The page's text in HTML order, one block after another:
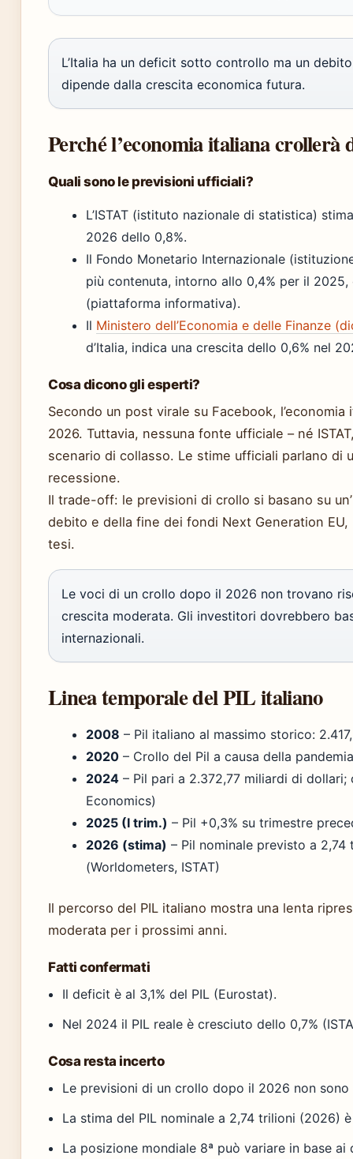
L’Italia ha un deficit sotto controllo ma un
dipende dalla crescita economica futura.
Perché l’economia italiana crollerà
Quali sono le previsioni ufficiali?
L’ISTAT (istituto nazionale di statistica)
2026 dello 0,8%.
Il Fondo Monetario Internazionale
più contenuta, intorno allo 0,4% per il
(piattaforma informativa).
Il Ministero dell’Economia e delle Finanze
d’Italia, indica una crescita dello 0,6% nel
Cosa dicono gli esperti?
Secondo un post virale su Facebook,
2026. Tuttavia, nessuna fonte ufficiale – né
scenario di collasso. Le stime ufficiali parlano di
recessione.
Il trade-off: le previsioni di crollo si basano su
debito e della fine dei fondi Next Generation
tesi.
Le voci di un crollo dopo il 2026 non trovano
crescita moderata. Gli investitori dovrebbero
internazionali.
Linea temporale del PIL italiano
2008 – Pil italiano al massimo storico:
2020 – Crollo del Pil a causa della
2024 – Pil pari a 2.372,77 miliardi di dollari;
Economics)
2025 (I trim.) – Pil +0,3% su trimestre
2026 (stima) – Pil nominale previsto a
(Worldometers, ISTAT)
Il percorso del PIL italiano mostra una lenta
moderata per i prossimi anni.
Fatti confermati
Il deficit è al 3,1% del PIL (Eurostat).
Nel 2024 il PIL reale è cresciuto dello 0,7%
Cosa resta incerto
Le previsioni di un crollo dopo il 2026 non
La stima del PIL nominale a 2,74 trilioni (2026)
La posizione mondiale 8ª può variare in base